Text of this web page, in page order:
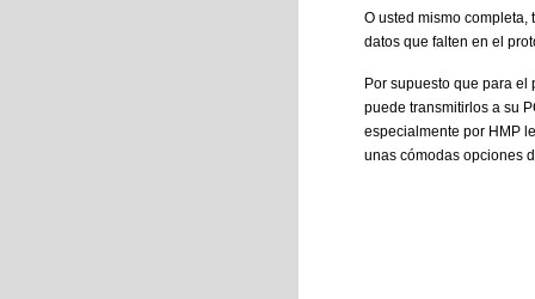
O usted mismo
datos que falten en el
Por supuesto que para
puede transmitirlos a su
especialmente por HMP
unas cómodas opciones